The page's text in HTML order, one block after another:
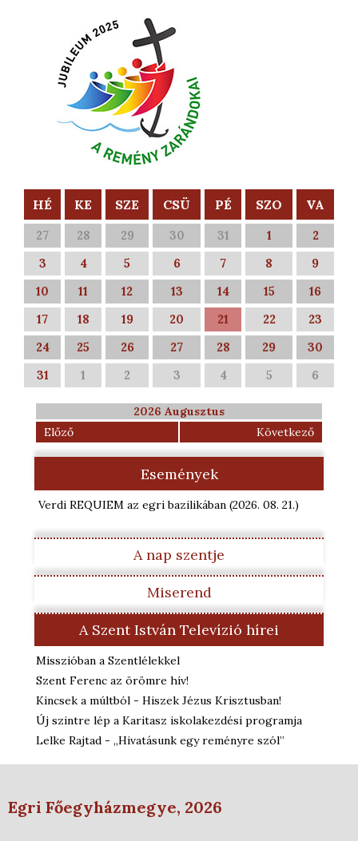
HÉ KE SZE CSÜ PÉ SZO VA
27 28 29 30 31 1
2
3
4 5 6 7 8
9
10
11 12 13 14 15
16
17
18 19 20 21 22
23
24
25 26 27 28 29
30
31
1 2 3 4 5 6
2026 Augusztus
Előző
Következő
Események
Verdi REQUIEM az egri bazilikában (2026. 08. 21.)
A nap szentje
Miserend
A Szent István Televízió hírei
Misszióban a Szentlélekkel
Szent Ferenc az örömre hív!
Kincsek a múltból - Hiszek Jézus Krisztusban!
Új szintre lép a Karitasz iskolakezdési programja
Lelke Rajtad - „Hivatásunk egy reményre szól”
Egri Főegyházmegye, 2026